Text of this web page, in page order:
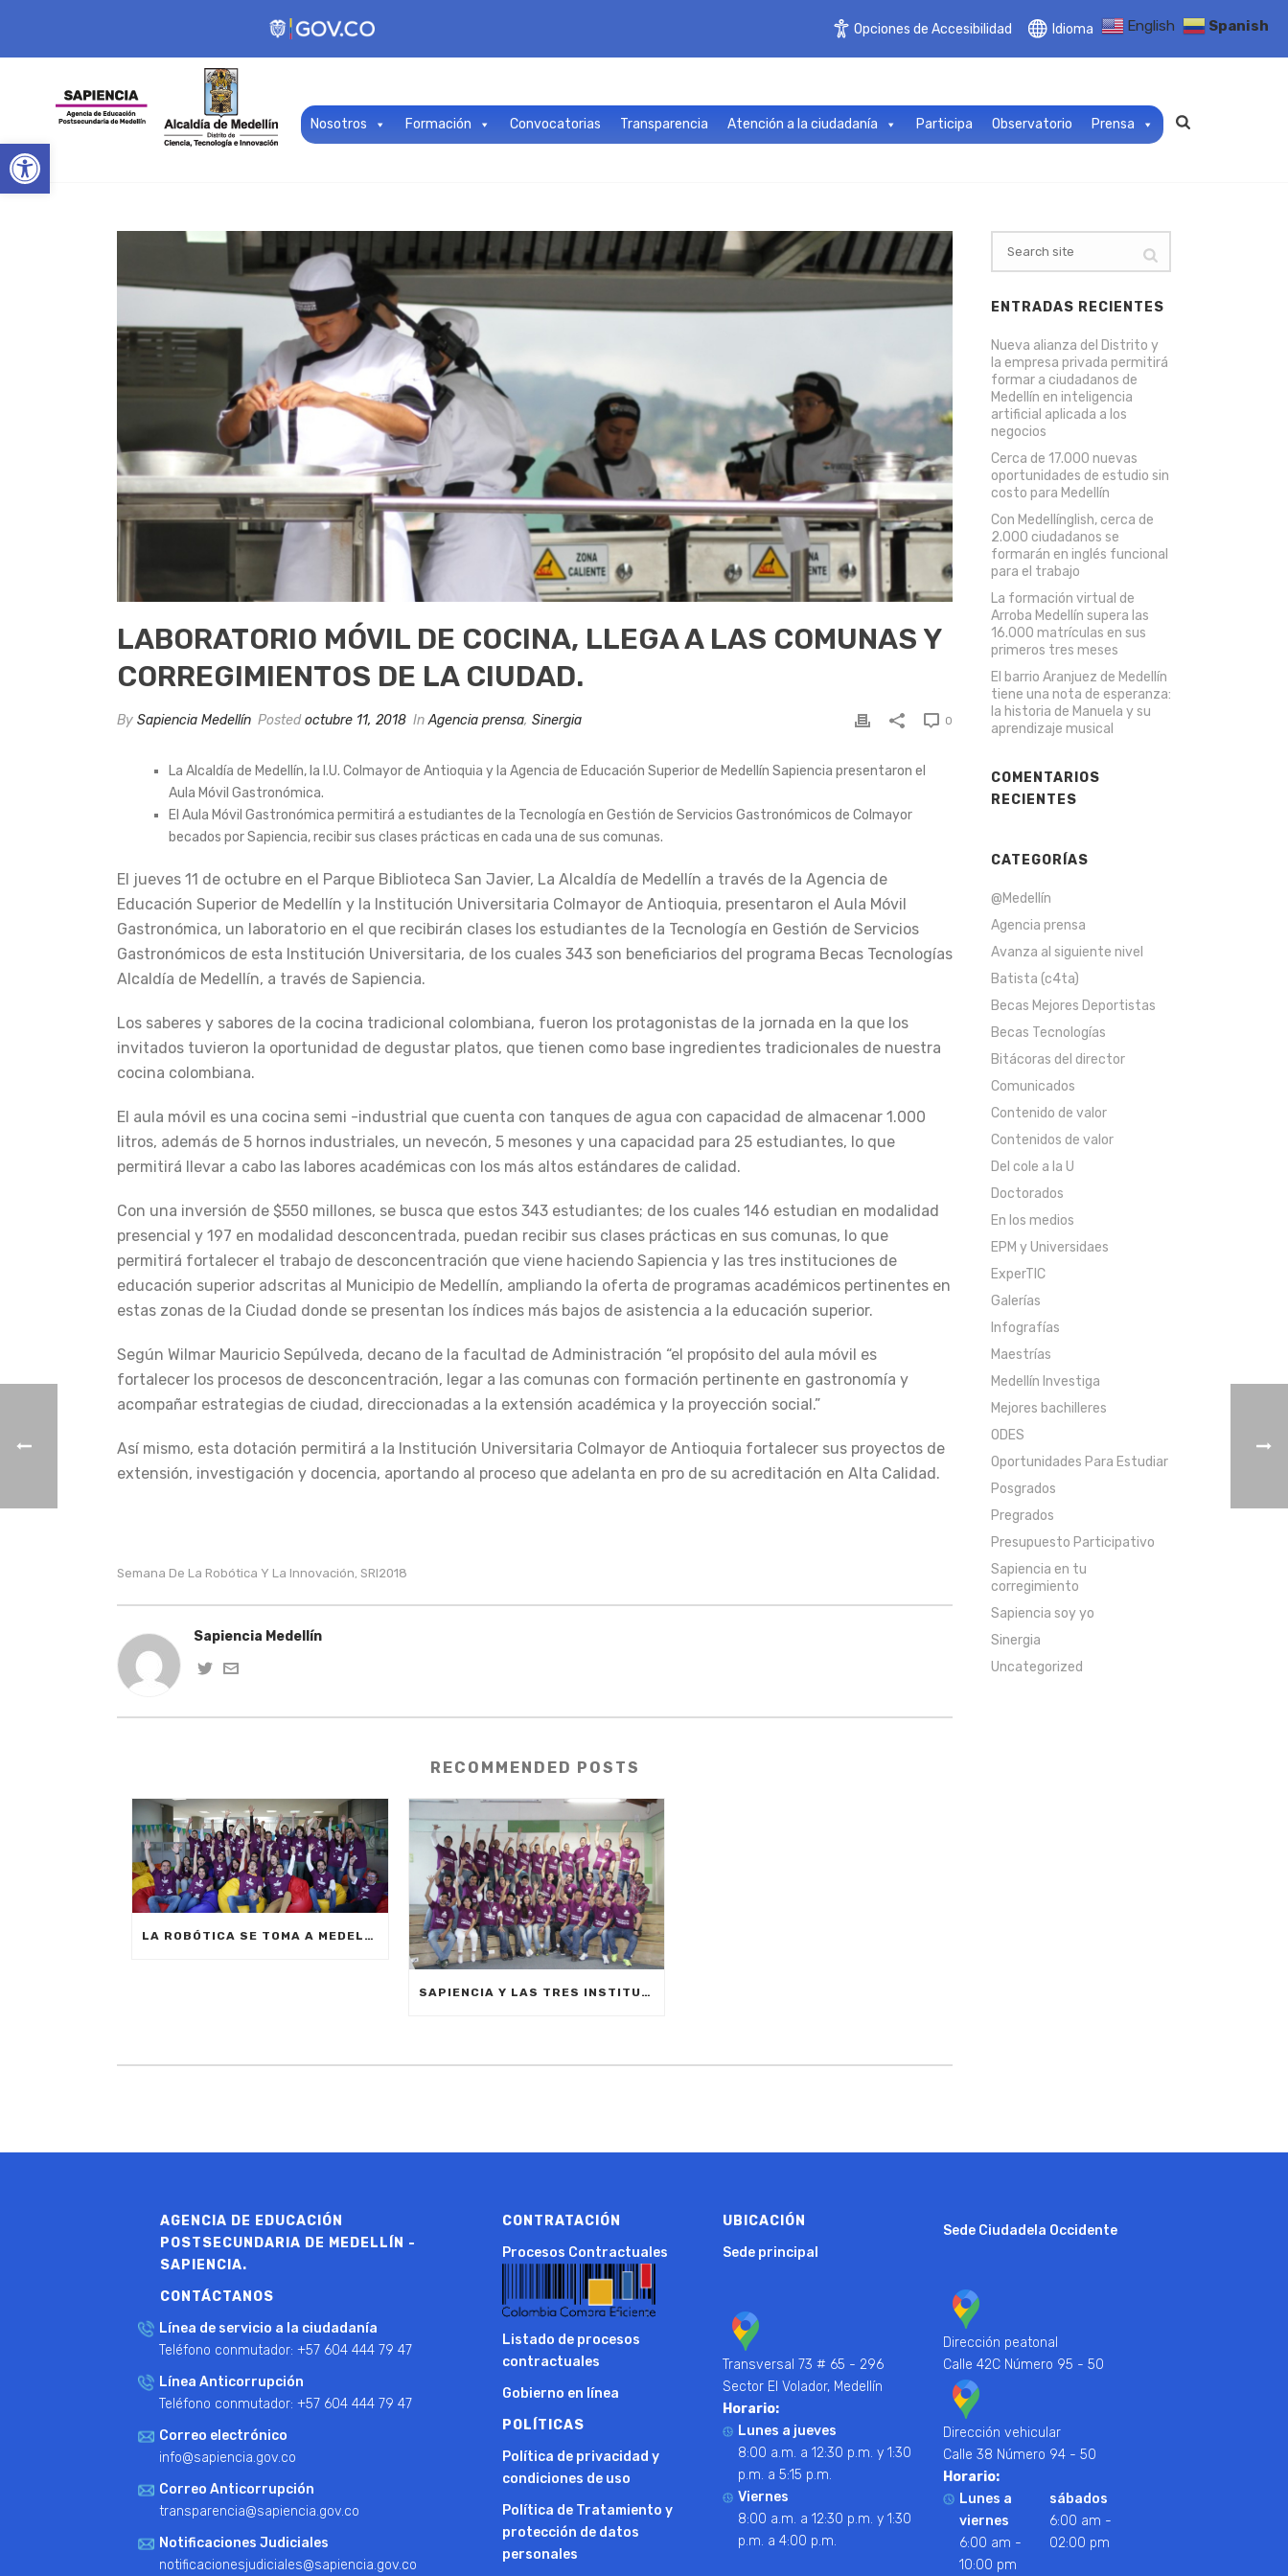
Open toolbar
Opciones de Accesibilidad Idioma
Nosotros Formación Convocatorias Transparencia Atención a la ciudadanía Participa Observatorio Prensa
LABORATORIO MÓVIL DE COCINA, LLEGA A LAS COMUNAS Y
CORREGIMIENTOS DE LA CIUDAD.
By Sapiencia Medellín Postedoctubre 11, 2018 InAgencia prensa, Sinergia 0
La Alcaldía de Medellín, la I.U. Colmayor de Antioquia y la Agencia de Educación Superior de Medellín Sapiencia presentaron el
Aula Móvil Gastronómica.
El Aula Móvil Gastronómica permitirá a estudiantes de la Tecnología en Gestión de Servicios Gastronómicos de Colmayor
becados por Sapiencia, recibir sus clases prácticas en cada una de sus comunas.
El jueves 11 de octubre en el Parque Biblioteca San Javier, La Alcaldía de Medellín a través de la Agencia de
Educación Superior de Medellín y la Institución Universitaria Colmayor de Antioquia, presentaron el Aula Móvil
Gastronómica, un laboratorio en el que recibirán clases los estudiantes de la Tecnología en Gestión de Servicios
Gastronómicos de esta Institución Universitaria, de los cuales 343 son beneficiarios del programa Becas Tecnologías
Alcaldía de Medellín, a través de Sapiencia.
Los saberes y sabores de la cocina tradicional colombiana, fueron los protagonistas de la jornada en la que los
invitados tuvieron la oportunidad de degustar platos, que tienen como base ingredientes tradicionales de nuestra
cocina colombiana.
El aula móvil es una cocina semi -industrial que cuenta con tanques de agua con capacidad de almacenar 1.000
litros, además de 5 hornos industriales, un nevecón, 5 mesones y una capacidad para 25 estudiantes, lo que
permitirá llevar a cabo las labores académicas con los más altos estándares de calidad.
Con una inversión de $550 millones, se busca que estos 343 estudiantes; de los cuales 146 estudian en modalidad
presencial y 197 en modalidad desconcentrada, puedan recibir sus clases prácticas en sus comunas, lo que
permitirá fortalecer el trabajo de desconcentración que viene haciendo Sapiencia y las tres instituciones de
educación superior adscritas al Municipio de Medellín, ampliando la oferta de programas académicos pertinentes en
estas zonas de la Ciudad donde se presentan los índices más bajos de asistencia a la educación superior.
Según Wilmar Mauricio Sepúlveda, decano de la facultad de Administración “el propósito del aula móvil es
fortalecer los procesos de desconcentración, legar a las comunas con formación pertinente en gastronomía y
acompañar estrategias de ciudad, direccionadas a la extensión académica y la proyección social.”
Así mismo, esta dotación permitirá a la Institución Universitaria Colmayor de Antioquia fortalecer sus proyectos de
extensión, investigación y docencia, aportando al proceso que adelanta en pro de su acreditación en Alta Calidad.
Semana De La Robótica Y La Innovación, SRI2018
Sapiencia Medellín
RECOMMENDED POSTS
LA ROBÓTICA SE TOMA A MEDELLÍN
SAPIENCIA Y LAS TRES INSTITUCIONES DE EDUCACIÓN SUPERIOR DEL MUNICIPIO PARTICIPARÁN EN LA SEMANA DE LA ROBÓTICA
ENTRADAS RECIENTES
Nueva alianza del Distrito y
la empresa privada permitirá
formar a ciudadanos de
Medellín en inteligencia
artificial aplicada a los
negocios
Cerca de 17.000 nuevas
oportunidades de estudio sin
costo para Medellín
Con Medellínglish, cerca de
2.000 ciudadanos se
formarán en inglés funcional
para el trabajo
La formación virtual de
Arroba Medellín supera las
16.000 matrículas en sus
primeros tres meses
El barrio Aranjuez de Medellín
tiene una nota de esperanza:
la historia de Manuela y su
aprendizaje musical
COMENTARIOS
RECIENTES
CATEGORÍAS
@Medellín
Agencia prensa
Avanza al siguiente nivel
Batista (c4ta)
Becas Mejores Deportistas
Becas Tecnologías
Bitácoras del director
Comunicados
Contenido de valor
Contenidos de valor
Del cole a la U
Doctorados
En los medios
EPM y Universidaes
ExperTIC
Galerías
Infografías
Maestrías
Medellín Investiga
Mejores bachilleres
ODES
Oportunidades Para Estudiar
Posgrados
Pregrados
Presupuesto Participativo
Sapiencia en tu
corregimiento
Sapiencia soy yo
Sinergia
Uncategorized
AGENCIA DE EDUCACIÓN
POSTSECUNDARIA DE MEDELLÍN -
SAPIENCIA.
CONTÁCTANOS
Línea de servicio a la ciudadanía
Teléfono conmutador: +57 604 444 79 47
Línea Anticorrupción
Teléfono conmutador: +57 604 444 79 47
Correo electrónico
info@sapiencia.gov.co
Correo Anticorrupción
transparencia@sapiencia.gov.co
Notificaciones Judiciales
notificacionesjudiciales@sapiencia.gov.co
CONTRATACIÓN
Procesos Contractuales
Listado de procesos
contractuales
Gobierno en línea
POLÍTICAS
Política de privacidad y
condiciones de uso
Política de Tratamiento y
protección de datos
personales
UBICACIÓN
Sede principal
Transversal 73 # 65 - 296
Sector El Volador, Medellín
Horario:
Lunes a jueves
8:00 a.m. a 12:30 p.m. y 1:30
p.m. a 5:15 p.m.
Viernes
8:00 a.m. a 12:30 p.m. y 1:30
p.m. a 4:00 p.m.
Sede Ciudadela Occidente
Dirección peatonal
Calle 42C Número 95 - 50
Dirección vehicular
Calle 38 Número 94 - 50
Horario:
Lunes a
viernes
6:00 am -
10:00 pm
sábados
6:00 am -
02:00 pm
English Spanish